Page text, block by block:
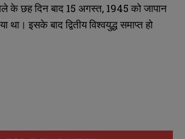
के छह दिन बाद 15 अगस्त, 1945 को जापान
था। इसके बाद द्वितीय विश्वयुद्ध समाप्त हो